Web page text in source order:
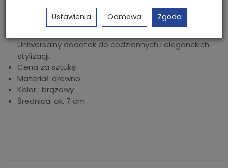
owalnych koralików ułożonych w gęsty,
wielorzędowy splot. Elastyczna gumka zapewnia
Uniwersalny dodatek do codziennych i eleganckich
stylizacji.
Cena za sztukę
Materiał: drewno
Kolor : brązowy
Średnica: ok. 7 cm
Ustawienia Odmowa Zgoda